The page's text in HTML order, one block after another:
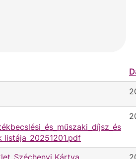
listája_20251201.pdf
Kártya